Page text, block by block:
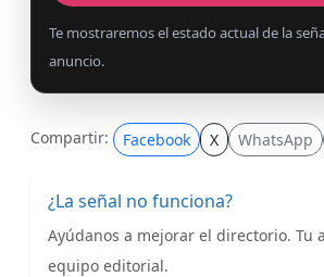
Te mostraremos el estado actual de la
anuncio.
Compartir: Facebook X WhatsApp
¿La señal no funciona?
Ayúdanos a mejorar el directorio. Tu
equipo editorial.